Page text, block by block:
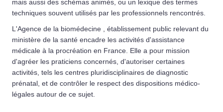
mais aussi des schémas animés, ou un lexique des termes
techniques souvent utilisés par les professionnels rencontrés.
L'Agence de la biomédecine , établissement public relevant du
ministère de la santé encadre les activités d'assistance
médicale à la procréation en France. Elle a pour mission
d'agréer les praticiens concernés, d'autoriser certaines
activités, tels les centres pluridisciplinaires de diagnostic
prénatal, et de contrôler le respect des dispositions médico-
légales autour de ce sujet.